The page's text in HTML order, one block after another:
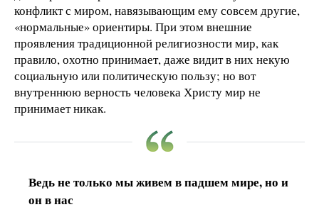
конфликт с миром, навязывающим ему совсем другие,
«нормальные» ориентиры. При этом внешние
проявления традиционной религиозности мир, как
правило, охотно принимает, даже видит в них некую
социальную или политическую пользу; но вот
внутреннюю верность человека Христу мир не
принимает никак.
Ведь не только мы живем в падшем мире, но и
он в нас